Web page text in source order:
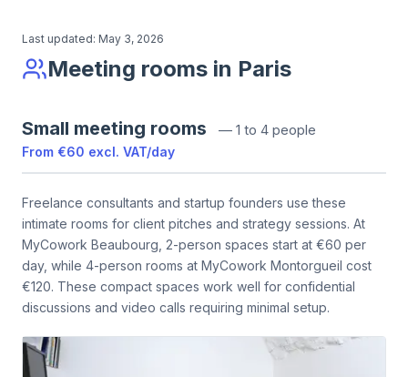
Last updated: May 3, 2026
Meeting rooms in Paris
Small meeting rooms — 1 to 4 people
From €60 excl. VAT/day
Freelance consultants and startup founders use these
intimate rooms for client pitches and strategy sessions. At
MyCowork Beaubourg, 2-person spaces start at €60 per
day, while 4-person rooms at MyCowork Montorgueil cost
€120. These compact spaces work well for confidential
discussions and video calls requiring minimal setup.